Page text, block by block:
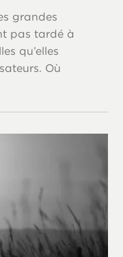
grandes
pas tardé à
qu’elles
Où